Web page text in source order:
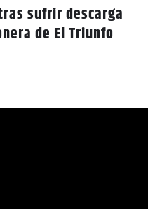
NACIONALES
por uso de juicios
la independencia